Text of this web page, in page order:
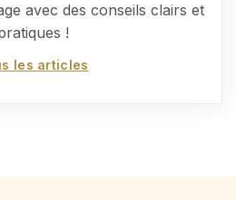
avec des conseils clairs et
!
les articles